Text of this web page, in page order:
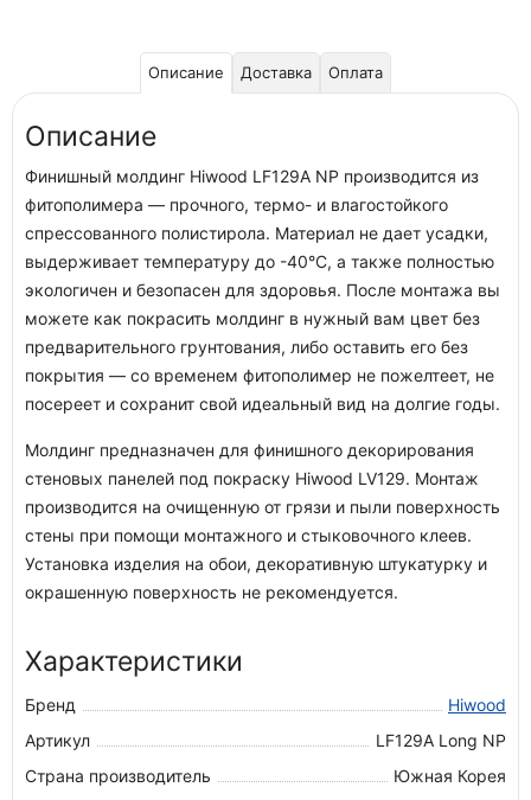
Описание Доставка Оплата
Описание
Финишный молдинг Hiwood LF129A NP производится из
фитополимера — прочного, термо- и влагостойкого
спрессованного полистирола. Материал не дает усадки,
выдерживает температуру до -40°С, а также полностью
экологичен и безопасен для здоровья. После монтажа вы
можете как покрасить молдинг в нужный вам цвет без
предварительного грунтования, либо оставить его без
покрытия — со временем фитополимер не пожелтеет, не
посереет и сохранит свой идеальный вид на долгие годы.
Молдинг предназначен для финишного декорирования
стеновых панелей под покраску Hiwood LV129. Монтаж
производится на очищенную от грязи и пыли поверхность
стены при помощи монтажного и стыковочного клеев.
Установка изделия на обои, декоративную штукатурку и
окрашенную поверхность не рекомендуется.
Характеристики
Бренд
Hiwood
Артикул
LF129A Long NP
Страна производитель
Южная Корея